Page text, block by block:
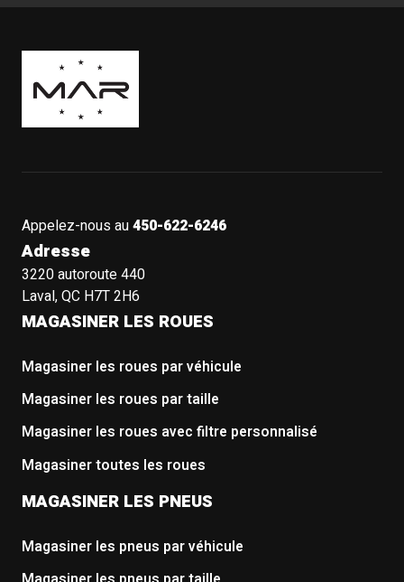
Boutique Mags à Rabais
Appelez-nous au450-622-6246
Adresse
3220 autoroute 440
Laval, QC H7T 2H6
MAGASINER LES ROUES
Magasiner les roues par véhicule
Magasiner les roues par taille
Magasiner les roues avec filtre personnalisé
Magasiner toutes les roues
MAGASINER LES PNEUS
Magasiner les pneus par véhicule